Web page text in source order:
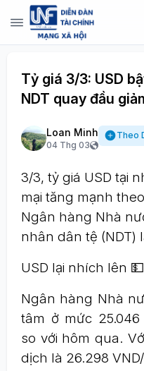
Tỷ giá 3/3: USD
NDT quay đầu
Loan Minh
04 Thg 03
Theo
3/3, tỷ giá USD tại
mại tăng mạnh
Ngân hàng Nhà
nhân dân tệ (NDT)
USD lại nhích lên 💵
Ngân hàng Nhà
tâm ở mức 25.046
so với hôm qua.
dịch là 26.298